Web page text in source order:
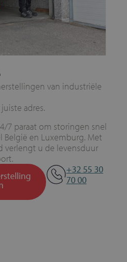
van industriële
adres.
7 paraat om storingen snel
België en Luxemburg. Met
verlengt u de levensduur
+32 55 30
70 00